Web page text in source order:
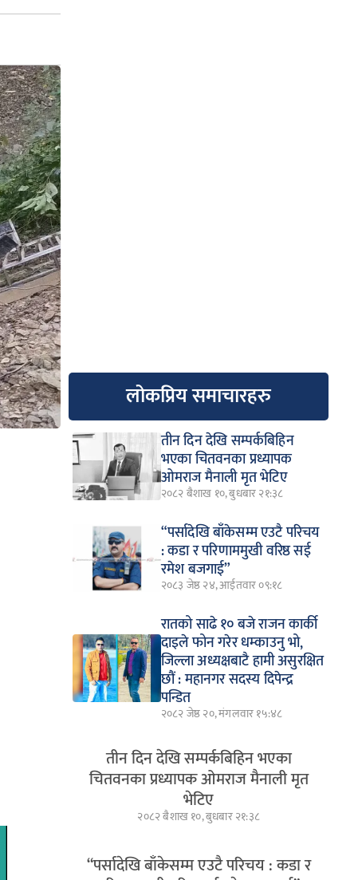
लोकप्रिय समाचारहरु
तीन दिन देखि सम्पर्कबिहिन
भएका चितवनका प्रध्यापक
ओमराज मैनाली मृत भेटिए
२०८२ बैशाख १०, बुधबार २१:३८
“पर्सादेखि बाँकेसम्म एउटै परिचय
: कडा र परिणाममुखी वरिष्ठ सई
रमेश बजगाई”
२०८३ जेष्ठ २४, आईतवार ०९:१८
रातको साढे १० बजे राजन कार्की
दाइले फोन गरेर धम्काउनु भो,
जिल्ला अध्यक्षबाटै हामी असुरक्षित
छौं : महानगर सदस्य दिपेन्द्र
पन्डित
२०८२ जेष्ठ २०, मंगलवार १५:४८
तीन दिन देखि सम्पर्कबिहिन भएका
चितवनका प्रध्यापक ओमराज मैनाली मृत
भेटिए
२०८२ बैशाख १०, बुधबार २१:३८
“पर्सादेखि बाँकेसम्म एउटै परिचय : कडा र